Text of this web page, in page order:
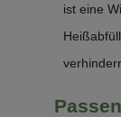
ist eine